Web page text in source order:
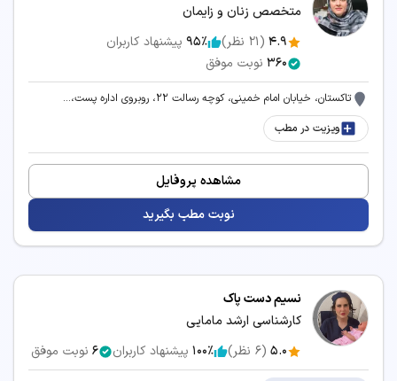
متخصص زنان و زایمان
4.9
(
21 نظر) 95٪ پیشنهاد کاربران
360 نوبت موفق
تاکستان، خیابان امام خمینی، کوچه رسالت 22، روبروی اداره پست،...
ویزیت در مطب
مشاهده پروفایل
نوبت مطب بگیرید
نسیم دست پاک
کارشناسی ارشد مامایی
5.0
(
6 نظر) 100٪ پیشنهاد کاربران 6 نوبت موفق